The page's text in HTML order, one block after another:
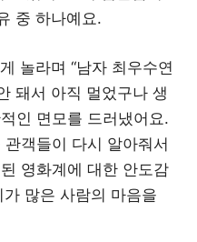
중 하나예요.
놀라며 “남자 최우수연
돼서 아직 멀었구나 생
인 면모를 드러냈어요.
객들이 다시 알아줘서
영화계에 대한 안도감
많은 사람의 마음을